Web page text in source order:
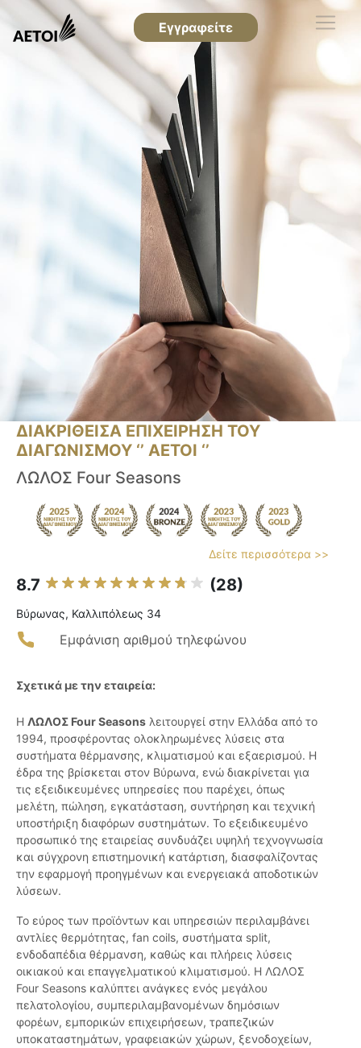
Εγγραφείτε
ΔΙΑΚΡΙΘΕΙΣΑ ΕΠΙΧΕΙΡΗΣΗ ΤΟΥ
ΔΙΑΓΩΝΙΣΜΟΥ ‘’ ΑΕΤΟΙ ‘’
ΛΩΛΟΣ Four Seasons
Δείτε περισσότερα >>
8.7 (28)
Βύρωνας, Καλλιπόλεως 34
Εμφάνιση αριθμού τηλεφώνου
Σχετικά με την εταιρεία:
Η ΛΩΛΟΣ Four Seasons λειτουργεί στην Ελλάδα από το
1994, προσφέροντας ολοκληρωμένες λύσεις στα
συστήματα θέρμανσης, κλιματισμού και εξαερισμού. Η
έδρα της βρίσκεται στον Βύρωνα, ενώ διακρίνεται για
τις εξειδικευμένες υπηρεσίες που παρέχει, όπως
μελέτη, πώληση, εγκατάσταση, συντήρηση και τεχνική
υποστήριξη διαφόρων συστημάτων. Το εξειδικευμένο
προσωπικό της εταιρείας συνδυάζει υψηλή τεχνογνωσία
και σύγχρονη επιστημονική κατάρτιση, διασφαλίζοντας
την εφαρμογή προηγμένων και ενεργειακά αποδοτικών
λύσεων.
Το εύρος των προϊόντων και υπηρεσιών περιλαμβάνει
αντλίες θερμότητας, fan coils, συστήματα split,
ενδοδαπέδια θέρμανση, καθώς και πλήρεις λύσεις
οικιακού και επαγγελματικού κλιματισμού. Η ΛΩΛΟΣ
Four Seasons καλύπτει ανάγκες ενός μεγάλου
πελατολογίου, συμπεριλαμβανομένων δημόσιων
φορέων, εμπορικών επιχειρήσεων, τραπεζικών
υποκαταστημάτων, γραφειακών χώρων, ξενοδοχείων,